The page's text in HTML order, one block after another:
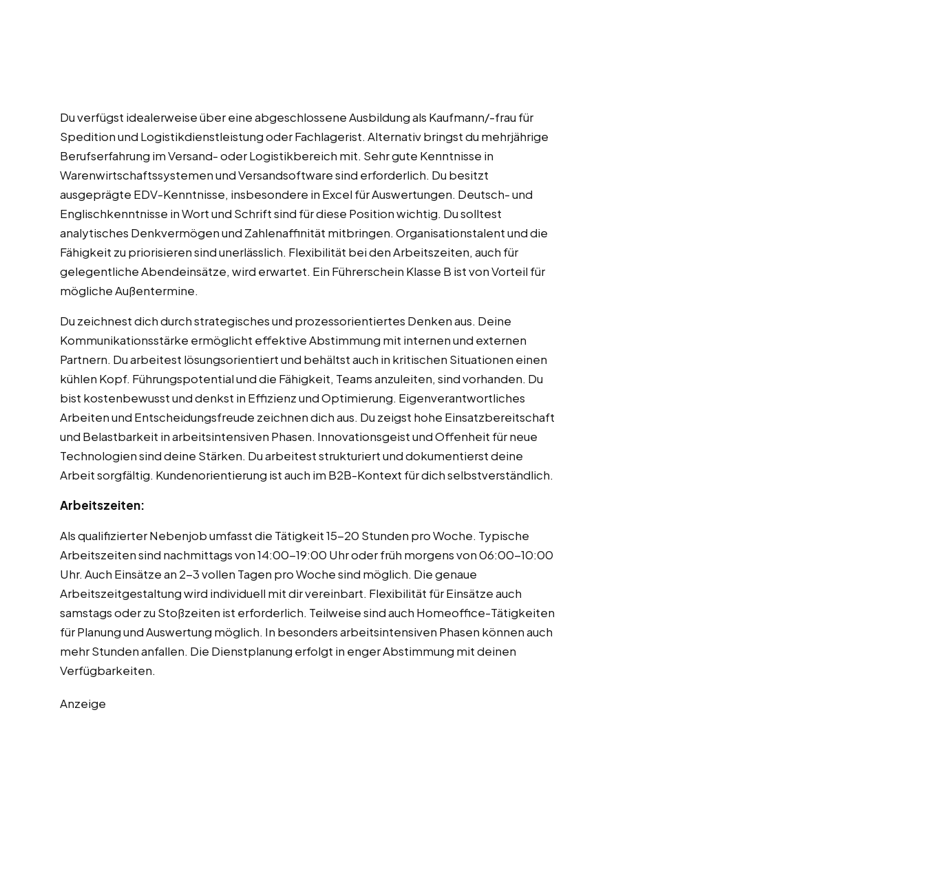
Du verfügst idealerweise über eine abgeschlossene Ausbildung als Kaufmann/-frau für
Spedition und Logistikdienstleistung oder Fachlagerist. Alternativ bringst du mehrjährige
Berufserfahrung im Versand- oder Logistikbereich mit. Sehr gute Kenntnisse in
Warenwirtschaftssystemen und Versandsoftware sind erforderlich. Du besitzt
ausgeprägte EDV-Kenntnisse, insbesondere in Excel für Auswertungen. Deutsch- und
Englischkenntnisse in Wort und Schrift sind für diese Position wichtig. Du solltest
analytisches Denkvermögen und Zahlenaffinität mitbringen. Organisationstalent und die
Fähigkeit zu priorisieren sind unerlässlich. Flexibilität bei den Arbeitszeiten, auch für
gelegentliche Abendeinsätze, wird erwartet. Ein Führerschein Klasse B ist von Vorteil für
mögliche Außentermine.
Du zeichnest dich durch strategisches und prozessorientiertes Denken aus. Deine
Kommunikationsstärke ermöglicht effektive Abstimmung mit internen und externen
Partnern. Du arbeitest lösungsorientiert und behältst auch in kritischen Situationen einen
kühlen Kopf. Führungspotential und die Fähigkeit, Teams anzuleiten, sind vorhanden. Du
bist kostenbewusst und denkst in Effizienz und Optimierung. Eigenverantwortliches
Arbeiten und Entscheidungsfreude zeichnen dich aus. Du zeigst hohe Einsatzbereitschaft
und Belastbarkeit in arbeitsintensiven Phasen. Innovationsgeist und Offenheit für neue
Technologien sind deine Stärken. Du arbeitest strukturiert und dokumentierst deine
Arbeit sorgfältig. Kundenorientierung ist auch im B2B-Kontext für dich selbstverständlich.
Arbeitszeiten:
Als qualifizierter Nebenjob umfasst die Tätigkeit 15-20 Stunden pro Woche. Typische
Arbeitszeiten sind nachmittags von 14:00-19:00 Uhr oder früh morgens von 06:00-10:00
Uhr. Auch Einsätze an 2-3 vollen Tagen pro Woche sind möglich. Die genaue
Arbeitszeitgestaltung wird individuell mit dir vereinbart. Flexibilität für Einsätze auch
samstags oder zu Stoßzeiten ist erforderlich. Teilweise sind auch Homeoffice-Tätigkeiten
für Planung und Auswertung möglich. In besonders arbeitsintensiven Phasen können auch
mehr Stunden anfallen. Die Dienstplanung erfolgt in enger Abstimmung mit deinen
Verfügbarkeiten.
Anzeige